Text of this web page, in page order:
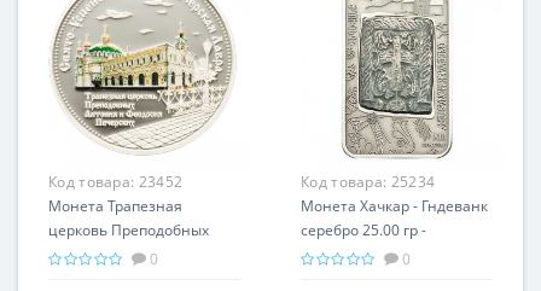
Код товара: 23452
Монета Трапезная
церковь Преподобных
Антония и Феодоссия
0
Код товара: 25234
Монета Хачкар - Гндеванк
серебро 25.00 гр -
православный подарок
0